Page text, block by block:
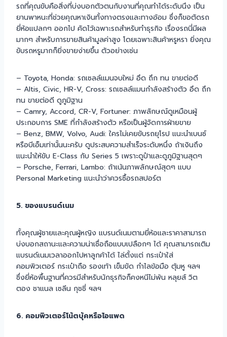
รถที่คุณขับคือสิ่งที่บ่งบอกตัวตนกับงานที่คุณทำได้ระดับนึง เป็น
ยานพาหนะที่ช่วยคุณหาเงินทั้งทางตรงและทางอ้อม ซึ่งก็ขอตัดรถ
ยี่ห้อแปลกๆ ออกไป คัดไว้เฉพาะรถสำหรับทำธุรกิจ เรื่องรถนี่มีผล
มากๆ สำหรับการขายสินค้ามูลค่าสูง โดยเฉพาะสินค้าหรูหรา ยิ่งคุณ
ขับรถหรูมากก็ยิ่งขายง่ายขึ้น ตัวอย่างเช่น
– Toyota, Honda: รถเซลล์แมนจบใหม่ อึด ถึก ทน ขายต่อดี
– Altis, Civic, HR-V, Cross: รถเซลล์แมนกำลังสร้างตัว อึด ถึก
ทน ขายต่อดี ดูภูมิฐาน
– Camry, Accord, CR-V, Fortuner: ภาพลักษณ์ดูเหมือนผู้
ประกอบการ SME ที่กำลังสร้างตัว หรือเป็นผู้จัดการฝ่ายขาย
– Benz, BMW, Volvo, Audi: ใครไม่เคยขับรถยุโรป แนะนำเบนซ์
หรือบีเอ็มเท่านั้นนะครับ ดูประสบความสำเร็จระดับหนึ่ง ถ้าเงินถึง
แนะนำให้ขับ E-Class กับ Series 5 เพราะดูป๋าและดูภูมิฐานสุดๆ
– Porsche, Ferrari, Lambo: ถ้าเน้นภาพลักษณ์สุดๆ แบบ
Personal Marketing แนะนำว่าควรซื้อรถสปอร์ต
5. ของแบรนด์เนม
ทั้งคุณผู้ชายและคุณผู้หญิง แบรนด์เนมตามยี่ห้อและราคาสามารถ
บ่งบอกสถานะและความน่าเชื่อถือแบบเปลือกๆ ได้ คุณสามารถเติม
แบรนด์เนมเวลาออกไปหาลูกค้าได้ ไล่ตั้งแต่ กระเป๋าใส่
คอมพิวเตอร์ กระเป๋าถือ รองเท้า เข็มขัด กำไลข้อมือ ตุ้มหู ฯลฯ
ซึ่งยี่ห้อพื้นฐานที่ควรมีสำหรับนักธุรกิจก็คงหนีไม่พ้น หลุยส์ วิต
ตอง ชาแนล เซลีน กุชชี่ ฯลฯ
6. คอมพิวเตอร์โน้ตบุ้คหรือไอแพด